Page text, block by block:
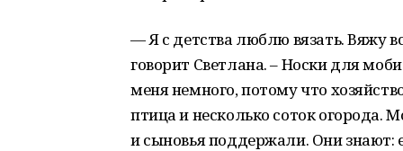
— Я с детства люблю вязать. Вяжу
говорит Светлана. – Носки для
меня немного, потому что
птица и несколько соток огорода.
и сыновья поддержали. Они знают: